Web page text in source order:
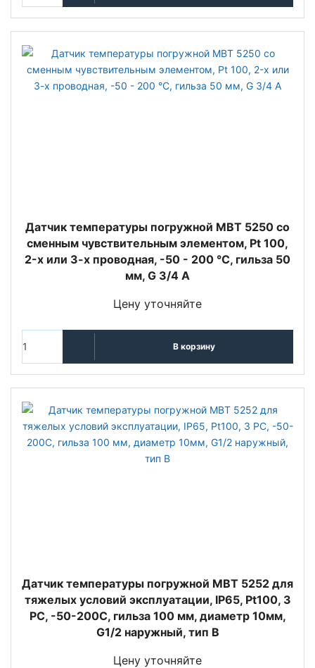
Датчик температуры погружной MBT 5250 со
сменным чувствительным элементом, Pt 100,
2-х или 3-х проводная, -50 - 200 °C, гильза 50
мм, G 3/4 A
Цену уточняйте
В корзину
Датчик температуры погружной MBT 5252 для
тяжелых условий эксплуатации, IP65, Pt100, 3
РС, -50-200C, гильза 100 мм, диаметр 10мм,
G1/2 наружный, тип В
Цену уточняйте